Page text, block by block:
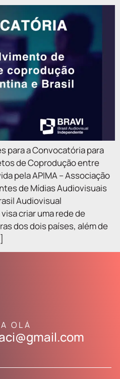
para a Convocatória para
de Coprodução entre
pela APIMA – Associação
de Mídias Audiovisuais
Audiovisual
criar uma rede de
dos dois países, além de
OLÁ